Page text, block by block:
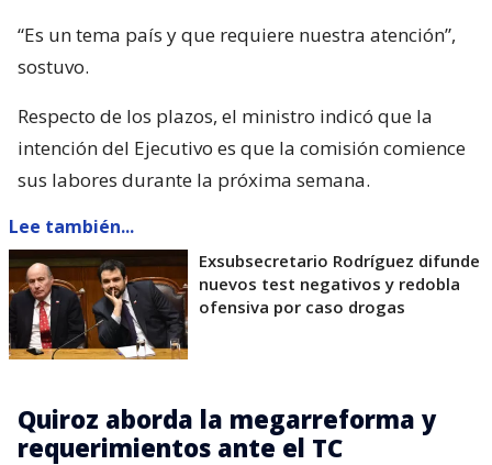
“Es un tema país y que requiere nuestra atención”,
sostuvo.
Respecto de los plazos, el ministro indicó que la
intención del Ejecutivo es que la comisión comience
sus labores durante la próxima semana.
Lee también...
Exsubsecretario Rodríguez difunde
nuevos test negativos y redobla
ofensiva por caso drogas
Quiroz aborda la megarreforma y
requerimientos ante el TC